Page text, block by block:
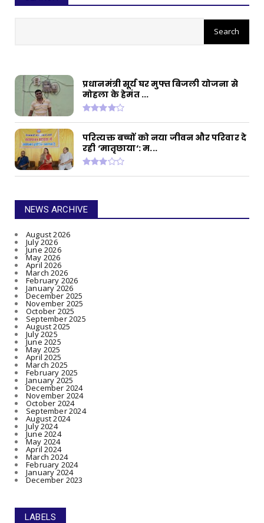
सीईओ ने घोटाले कर बनाई करोड़ों की
प्रधानमंत्री सूर्य घर मुफ्त बिजली योजना से
मोहला के हेमंत ...
परित्यक्त बच्चों को नया जीवन और परिवार दे
रही ‘मातृछाया‘: म...
NEWS ARCHIVE
August 2026
July 2026
June 2026
May 2026
April 2026
March 2026
February 2026
January 2026
December 2025
November 2025
October 2025
September 2025
August 2025
July 2025
June 2025
May 2025
April 2025
March 2025
February 2025
January 2025
December 2024
November 2024
October 2024
September 2024
August 2024
July 2024
June 2024
May 2024
April 2024
March 2024
February 2024
January 2024
December 2023
LABELS